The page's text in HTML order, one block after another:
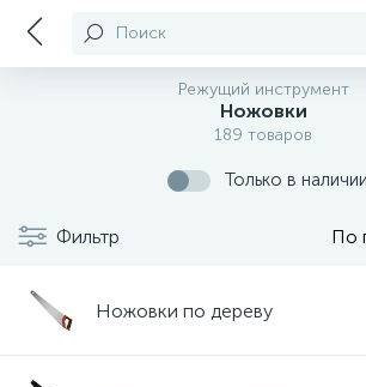
Поиск
Режущий инструмент
Ножовки
189 товаров
Только в наличии
Фильтр По
Ножовки по дереву